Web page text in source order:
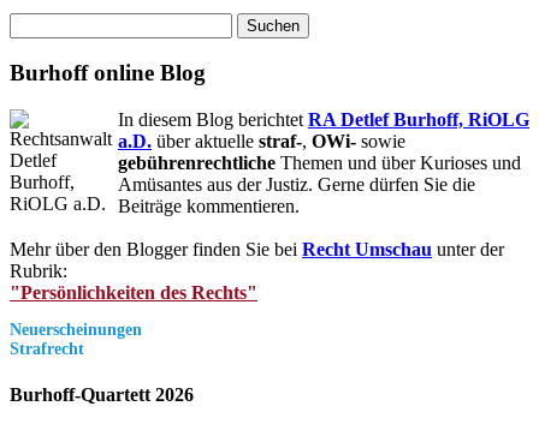
nach:
Burhoff online Blog
In diesem Blog berichtet RA Detlef Burhoff, RiOLG
a.D. über aktuelle straf-, OWi- sowie
gebührenrechtliche Themen und über Kurioses und
Amüsantes aus der Justiz. Gerne dürfen Sie die
Beiträge kommentieren.
Mehr über den Blogger finden Sie bei Recht Umschau unter der
Rubrik:
"Persönlichkeiten des Rechts"
Neuerscheinungen
Strafrecht
Burhoff-Quartett 2026